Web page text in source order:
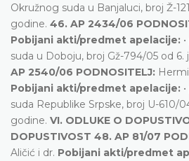
Okružnog suda u Banjaluci, broj Ž-
godine. 46. AP 2434/06
Pobijani akti/predmet apelacije:
suda u Doboju, broj Gž-794/05 od 6.
AP 2540/06 PODNOSITELJ:
Pobijani akti/predmet apelacije:
suda Republike Srpske, broj U-610/
godine. VI. ODLUKE O
DOPUSTIVOST 48. AP 81/07
Aličić i dr. Pobijani akti/predmet